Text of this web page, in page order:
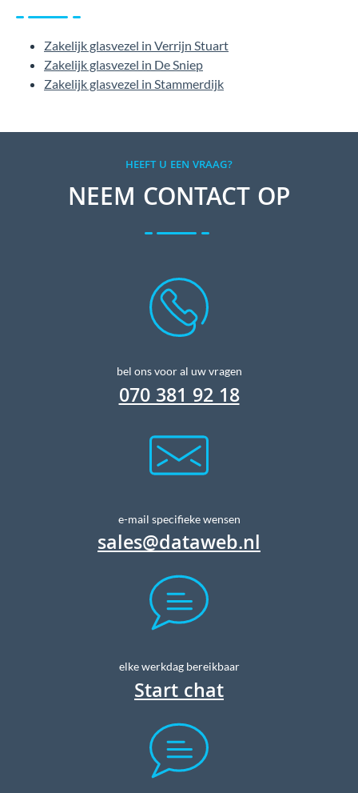
Zakelijk glasvezel in Verrijn Stuart
Zakelijk glasvezel in De Sniep
Zakelijk glasvezel in Stammerdijk
HEEFT U EEN VRAAG?
NEEM CONTACT OP
bel ons voor al uw vragen
070 381 92 18
e-mail specifieke wensen
sales@dataweb.nl
elke werkdag bereikbaar
Start chat